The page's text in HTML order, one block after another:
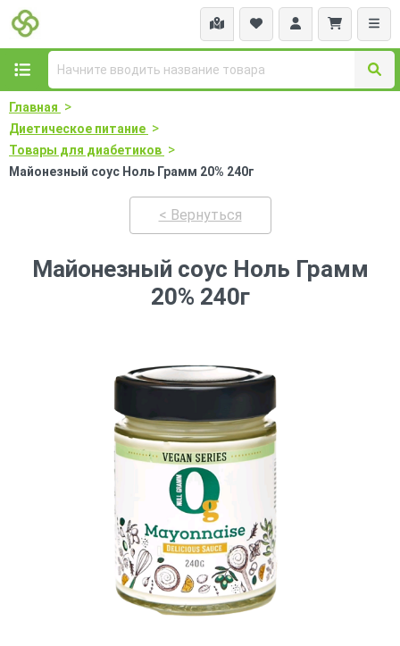
Главная >
Диетическое питание >
Товары для диабетиков >
Майонезный соус Ноль Грамм 20% 240г
< Вернуться
Майонезный соус Ноль Грамм
20% 240г